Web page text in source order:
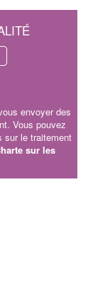
envoyer des
Vous pouvez
sur le traitement
sur les